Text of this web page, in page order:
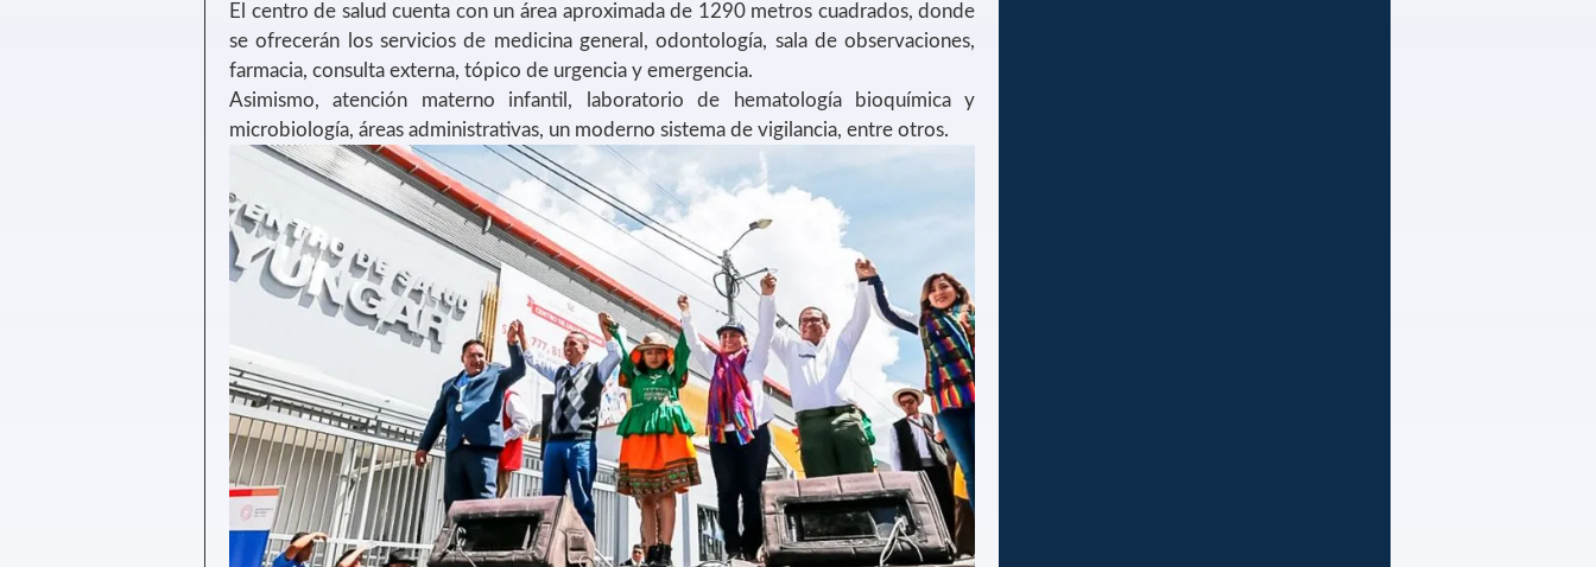
El centro de salud cuenta con un área aproximada de 1290 metros cuadrados, donde
se ofrecerán los servicios de medicina general, odontología, sala de observaciones,
farmacia, consulta externa, tópico de urgencia y emergencia.
Asimismo, atención materno infantil, laboratorio de hematología bioquímica y
microbiología, áreas administrativas, un moderno sistema de vigilancia, entre otros.